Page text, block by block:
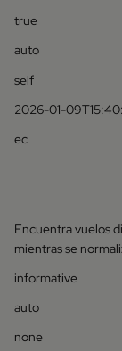
true
auto
self
2026-01-
ec
Encuentra vuelos
mientras se
informative
auto
none